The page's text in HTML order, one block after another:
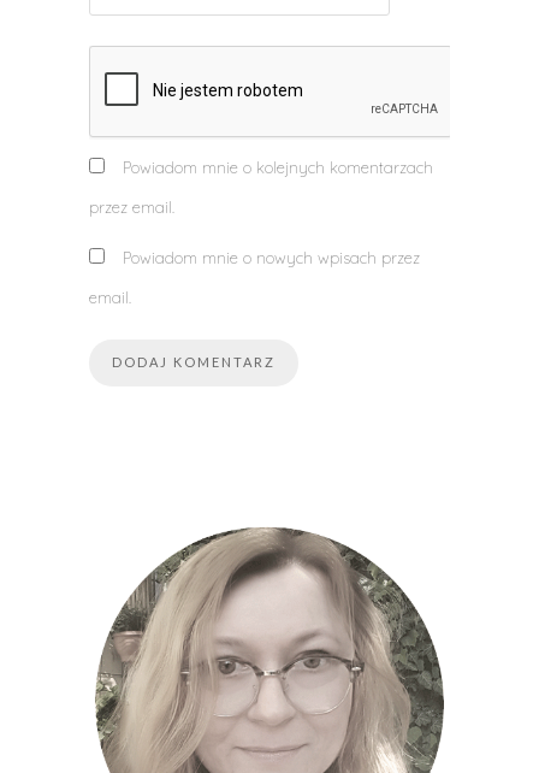
Powiadom mnie o kolejnych komentarzach
przez email.
Powiadom mnie o nowych wpisach przez
email.